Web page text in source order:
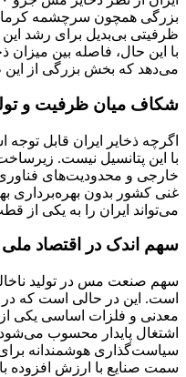
بزرگی همچون سرچشمه
ظرفیتی بی‌بدیل برای رشد این
با این حال، فاصله بین میزان
می‌دهد که بخش بزرگی از
شکاف میان ظرفیت و
اگرچه ذخایر ایران قابل
با این پتانسیل نیست.
خارجی و محدودیت‌های
غنی کشور بدون بهره‌برداری
می‌تواند ایران را به یکی
سهم اندک در اقتصاد ملی
سهم صنعت مس در تولید
است. این در حالی است که
معدنی و فلزات اساسی یکی
اشتغال پایدار محسوب
سیاست‌گذاری هوشمندانه
سمت صنایع با ارزش افزوده